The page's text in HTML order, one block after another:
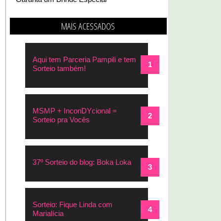
MAIS ACESSADOS
Aqui tem Parceria Pampili e tem
Sorteio também!
MSMP + InconDYcional =
Sorteio pra Vocês
37º Sorteio do blog: Boka Loka
Sorteio: Fique Linda com
Marialícia